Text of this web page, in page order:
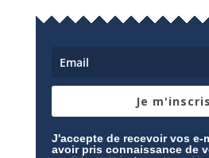
Je
J'accepte de recevoir vos e-
avoir pris connaissance de